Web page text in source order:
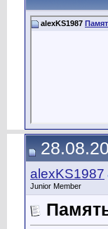
alexKS1987
alexKS1987
Junior Member